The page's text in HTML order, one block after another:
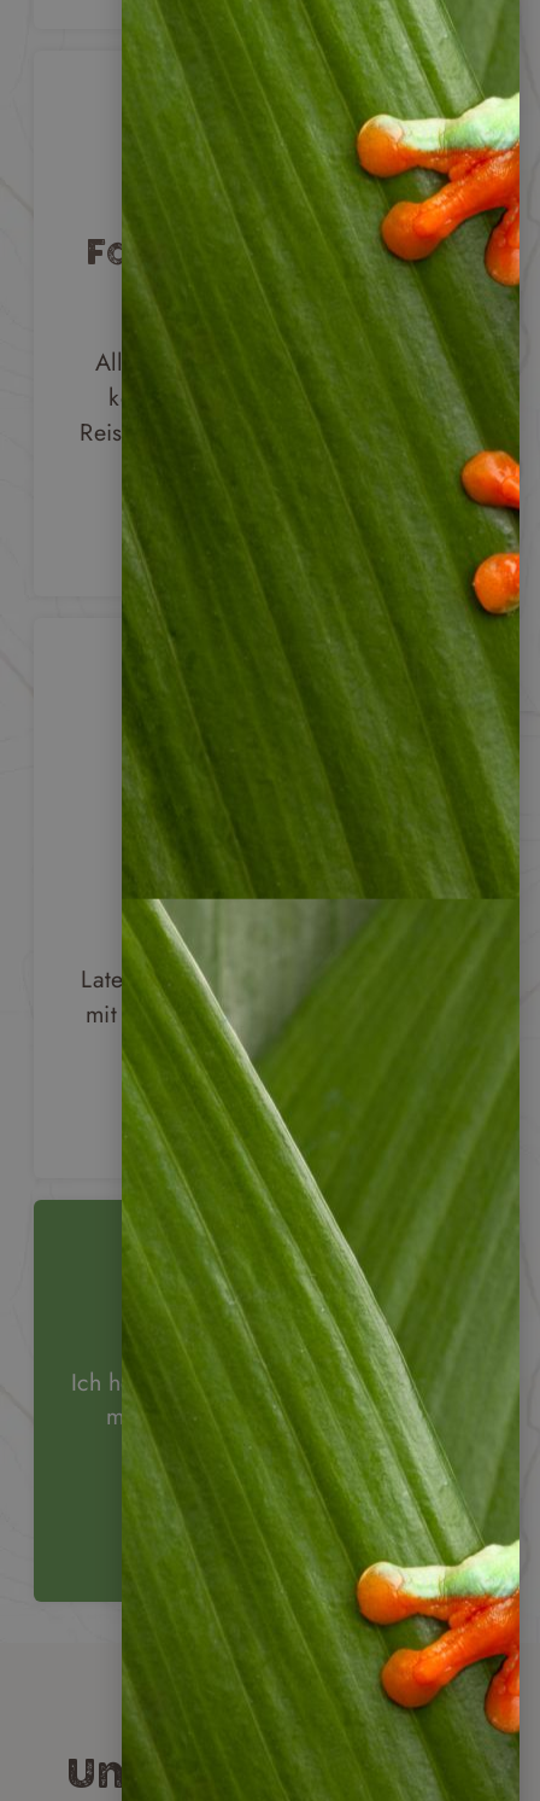
Faire & nachhaltige
Reisen
Alle unsere Reisen sind nachhaltig
konzipiert: Bei der Auswahl der
Reiseziele und Unterkünfte setzen wir
auf soziale, ökologische und
ökonomische Nachhaltigkeit.
Reisen von
Lateinamerika-
Kennern
Wir haben viele Länder in
Lateinamerika selbst bereist und sind
mit den touristischen und kulturellen
Bedingungen vor Ort bestens
vertraut.
Sie haben Fragen?
Ich helfe Ihnen gerne weiter. Rufen Sie
mich an oder schreiben Sie mir.
Stefanie Lange
Ihre Reiseberaterin
+49 (0)6322 956 6011
Nachricht schreiben
Lassen Sie sich inspirieren
Unsere Reisetipps